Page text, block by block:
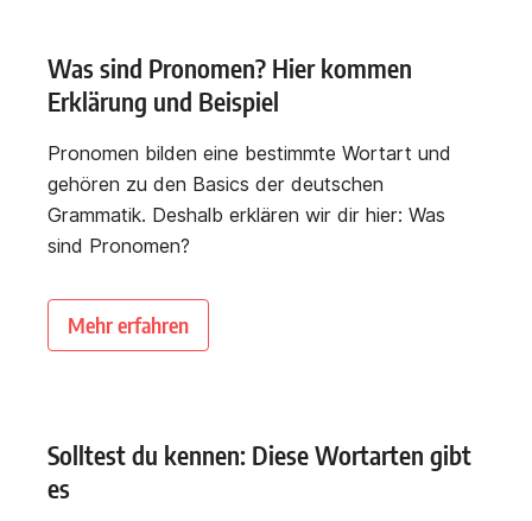
Was sind Pronomen? Hier kommen
Erklärung und Beispiel
Pronomen bilden eine bestimmte Wortart und
gehören zu den Basics der deutschen
Grammatik. Deshalb erklären wir dir hier: Was
sind Pronomen?
Mehr erfahren
Solltest du kennen: Diese Wortarten gibt
es